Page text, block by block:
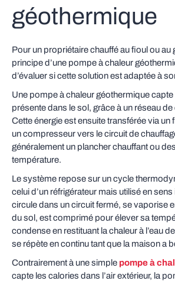
géothermique
Pour un propriétaire chauffé au fioul ou au
principe d’une pompe à chaleur
d’évaluer si cette solution est adaptée à
Une pompe à chaleur géothermique capte
présente dans le sol, grâce à un réseau
Cette énergie est ensuite transférée via un
un compresseur vers le circuit de
généralement un plancher chauffant ou
température.
Le système repose sur un cycle
celui d’un réfrigérateur mais utilisé en
circule dans un circuit fermé, se vaporise
du sol, est comprimé pour élever sa
condense en restituant la chaleur à l’eau
se répète en continu tant que la maison a
Contrairement à une simple pompe à
capte les calories dans l’air extérieur, la